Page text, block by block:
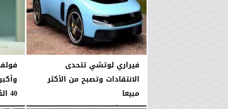
فيراري لوتشي تتحدى
الانتقادات وتصبح من الأكثر
مبيعا
40 الكهربائية العام...